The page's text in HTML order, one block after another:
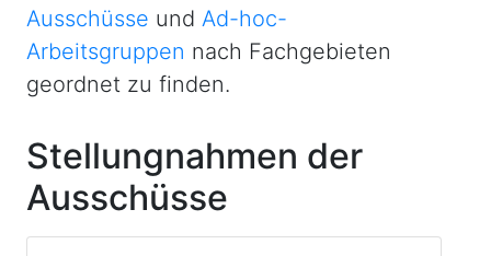
Ausschüsse und Ad-hoc-
Arbeitsgruppen nach Fachgebieten
geordnet zu finden.
Stellungnahmen der
Ausschüsse